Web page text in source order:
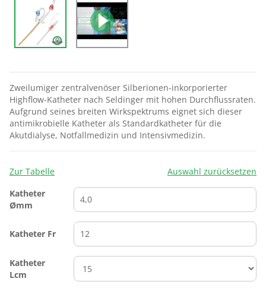
Zweilumiger zentralvenöser Silberionen-inkorporierter
Highflow-Katheter nach Seldinger mit hohen Durchflussraten.
Aufgrund seines breiten Wirkspektrums eignet sich dieser
antimikrobielle Katheter als Standardkatheter für die
Akutdialyse, Notfallmedizin und Intensivmedizin.
Zur Tabelle
Auswahl zurücksetzen
Katheter
Ømm
Katheter Fr
Katheter
Lcm